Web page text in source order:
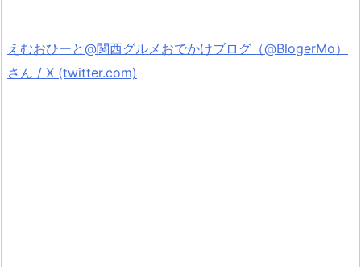
えむおひーと@関西グルメおでかけブログ（@BlogerMo）
さん / X (twitter.com)